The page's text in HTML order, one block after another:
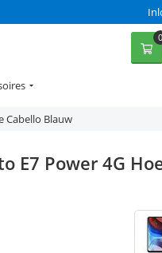
0
Cabello Blauw
E7 Power 4G